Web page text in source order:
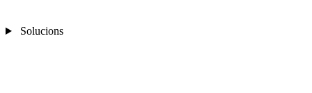
Solucions